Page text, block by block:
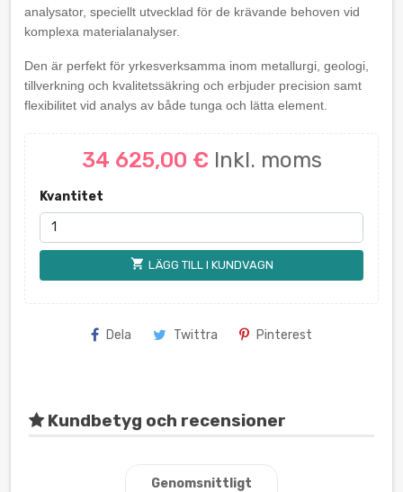
analysator, speciellt utvecklad för de krävande behoven vid
komplexa materialanalyser.
Den är perfekt för yrkesverksamma inom metallurgi, geologi,
tillverkning och kvalitetssäkring och erbjuder precision samt
flexibilitet vid analys av både tunga och lätta element.
34 625,00 € Inkl. moms
Kvantitet
shopping_cart LÄGG TILL I KUNDVAGN
Dela Twittra Pinterest
Kundbetyg och recensioner
Genomsnittligt